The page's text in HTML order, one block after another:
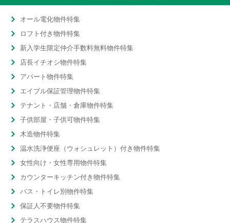
オール電化物件特集
ロフト付き物件特集
新入学生限定仲介手数料無料物件特集
店長イチオシ物件特集
アパート物件特集
エイブル保証管理物件特集
テナント・店舗・倉庫物件特集
子供部屋・子供可物件特集
木造物件特集
温水洗浄便座（ウォシュレット）付き物件特集
女性向け・女性専用物件特集
カウンターキッチン付き物件特集
バス・トイレ別物件特集
保証人不要物件特集
テラスハウス物件特集